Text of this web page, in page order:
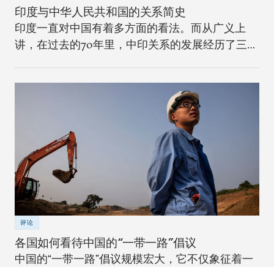
印度与中华人民共和国的关系简史
印度一直对中国有着多方面的看法。而从广义上
讲，在过去的70年里，中印关系的发展经历了三个
评论
各国如何看待中国的“一带一路”倡议
中国的“一带一路”倡议规模宏大，它不仅象征着一